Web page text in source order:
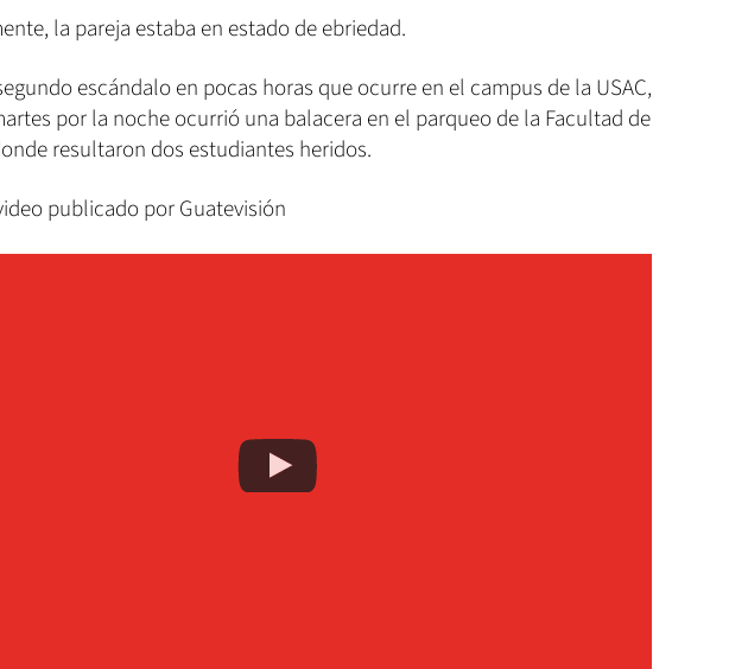
la pareja estaba en estado de ebriedad.
escándalo en pocas horas que ocurre en el campus de la USAC,
por la noche ocurrió una balacera en el parqueo de la Facultad de
resultaron dos estudiantes heridos.
publicado por Guatevisión